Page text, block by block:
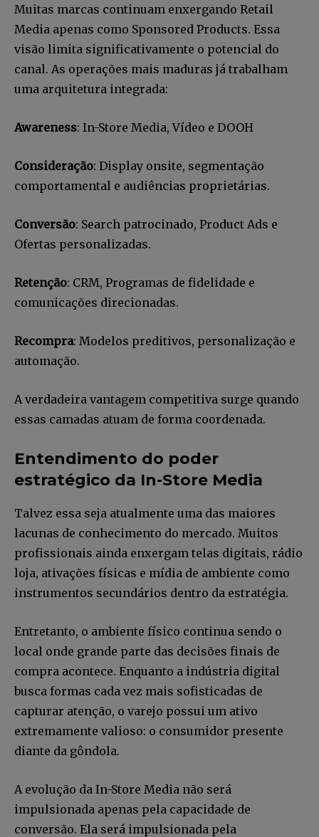
Faça parte da Comunidade
Retail Media News assinando
nossa newsletter.
Muitas marcas continuam enxergando Retail
Media apenas como Sponsored Products. Essa
visão limita significativamente o potencial do
canal. As operações mais maduras já trabalham
uma arquitetura integrada:
Awareness: In-Store Media, Vídeo e DOOH
Consideração: Display onsite, segmentação
comportamental e audiências proprietárias.
Conversão: Search patrocinado, Product Ads e
Ofertas personalizadas.
Retenção: CRM, Programas de fidelidade e
comunicações direcionadas.
Recompra: Modelos preditivos, personalização e
automação.
A verdadeira vantagem competitiva surge quando
essas camadas atuam de forma coordenada.
Entendimento do poder
estratégico da In-Store Media
Talvez essa seja atualmente uma das maiores
lacunas de conhecimento do mercado. Muitos
profissionais ainda enxergam telas digitais, rádio
loja, ativações físicas e mídia de ambiente como
instrumentos secundários dentro da estratégia.
Entretanto, o ambiente físico continua sendo o
local onde grande parte das decisões finais de
compra acontece. Enquanto a indústria digital
busca formas cada vez mais sofisticadas de
capturar atenção, o varejo possui um ativo
extremamente valioso: o consumidor presente
diante da gôndola.
A evolução da In-Store Media não será
impulsionada apenas pela capacidade de
conversão. Ela será impulsionada pela